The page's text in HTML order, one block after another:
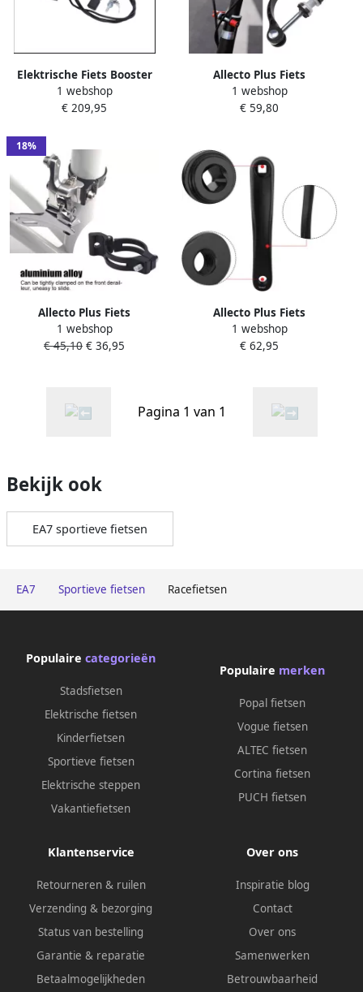
EA7 Sportieve fietsen Racefietsen
Elektrische Fiets Booster
24V 250W – Draagbare
Motorversterker voor
1 webshop
€ 209,95
Allecto Plus Fiets
snelsluiting zadelpenklem
voor racefiets en
Zwart metaal Eenvoudig te
monteren met borgmoer
Ideaal voor vervanging of
upgrade van zadel
1 webshop
€ 59,80
18%
Allecto Plus Fiets
Schakelklem Racefiets
Frame
gemakkelijk te installeren
1 webshop
€ 45,10 € 36,95
Allecto Plus Fiets
zwengelarm 170 mm voor
stadsfiets vouwfiets MTB e-
1 webshop
€ 62,95
Pagina 1 van 1
Bekijk ook
EA7 sportieve fietsen
Populaire categorieën
Stadsfietsen
Elektrische fietsen
Kinderfietsen
Sportieve fietsen
Elektrische steppen
Vakantiefietsen
Populaire merken
Popal fietsen
Vogue fietsen
ALTEC fietsen
Cortina fietsen
PUCH fietsen
Klantenservice
Retourneren & ruilen
Verzending & bezorging
Status van bestelling
Garantie & reparatie
Betaalmogelijkheden
Over ons
Inspiratie blog
Contact
Over ons
Samenwerken
Betrouwbaarheid